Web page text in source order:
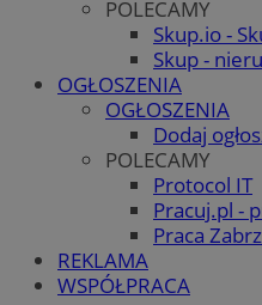
POLECAMY
Skup.io -
Skup -
OGŁOSZENIA
OGŁOSZENIA
Dodaj
POLECAMY
Protocol IT
Pracuj.pl -
Praca
REKLAMA
WSPÓŁPRACA